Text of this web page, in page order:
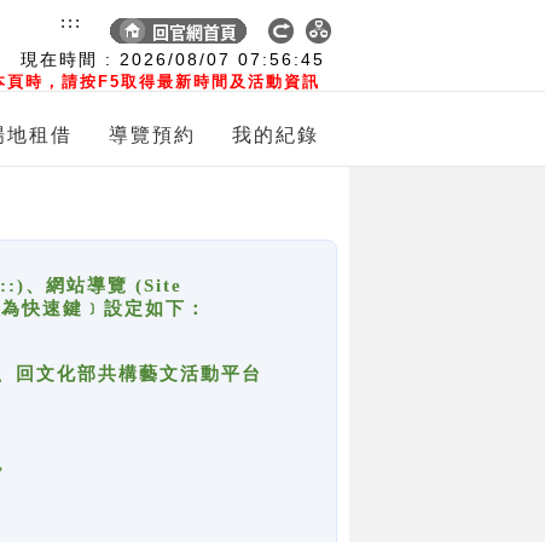
現在時間 : 2026/08/07 07:56:45
頁時，請按F5取得最新時間及活動資訊
:::
地租借 導覽預約 我的紀錄
、網站導覽 (Site
速鍵﹞設定如下：
文化部共構藝文活動平台